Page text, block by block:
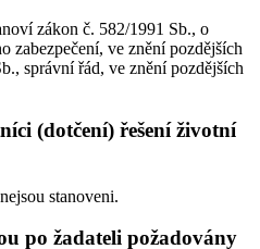
zákon č. 582/1991 Sb., o
zabezpečení, ve znění pozdějších
správní řád, ve znění pozdějších
(dotčení) řešení životní
stanoveni.
po žadateli požadovány